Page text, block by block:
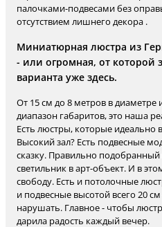
палочками-подвесами без
отсутствием лишнего декора .
Миниатюрная люстра из
- или огромная, от которой
варианта уже здесь.
От 15 см до 8 метров в диаметре
диапазон габаритов, это наша
Есть люстры, которые идеально
Высокий зал? Есть подвесные
сказку. Правильно
светильник в арт-объект. И в
свободу. Есть и потолочные
и подвесные высотой всего 20
нарушать. Главное - чтобы
дарила радость каждый вечер.